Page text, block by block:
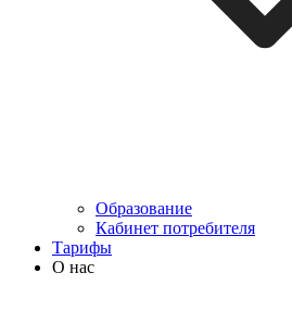
Образование
Кабинет потребителя
Тарифы
О нас